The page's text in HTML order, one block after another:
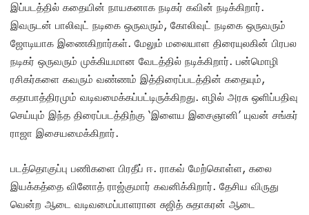
இப்படத்தில் கதையின் நாயகனாக நடிகர் கவின் நடிக்கிறார்.
இவருடன் பாலிவுட் நடிகை ஒருவரும், கோலிவுட் நடிகை ஒருவரும்
ஜோடியாக இணைகிறார்கள். மேலும் மலையாள திரையுலகின் பிரபல
நடிகர் ஒருவரும் முக்கியமான வேடத்தில் நடிக்கிறார். பன்மொழி
ரசிகர்களை கவரும் வண்ணம் இத்திரைப்படத்தின் கதையும்,
கதாபாத்திரமும் வடிவமைக்கப்பட்டிருக்கிறது. எழில் அரசு ஒளிப்பதிவு
செய்யும் இந்த திரைப்படத்திற்கு ‘இளைய இசைஞானி’ யுவன் சங்கர்
ராஜா இசையமைக்கிறார்.
படத்தொகுப்பு பணிகளை பிரதீப் ஈ. ராகவ் மேற்கொள்ள, கலை
இயக்கத்தை வினோத் ராஜ்குமார் கவனிக்கிறார். தேசிய விருது
வென்ற ஆடை வடிவமைப்பாளரான சுஜித் சுதாகரன் ஆடை